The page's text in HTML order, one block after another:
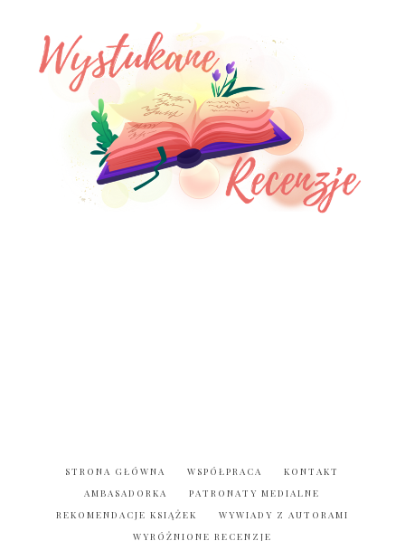
STRONA GŁÓWNA WSPÓŁPRACA
KONTAKT
AMBASADORKA
PATRONATY MEDIALNE
REKOMENDACJE KSIĄŻEK
WYWIADY Z AUTORAMI
WYRÓŻNIONE RECENZJE